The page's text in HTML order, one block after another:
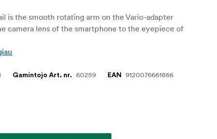
is the smooth rotating arm on the Vario-adapter
camera lens of the smartphone to the eyepiece of
Gamintojo Art. nr. 60259 EAN 9120076661866